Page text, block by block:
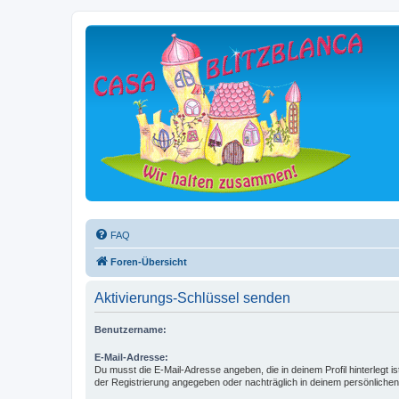
FAQ
Foren-Übersicht
Aktivierungs-Schlüssel senden
Benutzername:
E-Mail-Adresse:
Du musst die E-Mail-Adresse angeben, die in deinem Profil hinterlegt
der Registrierung angegeben oder nachträglich in deinem